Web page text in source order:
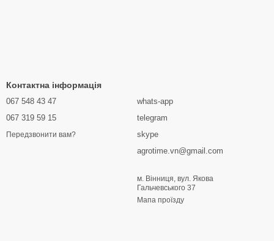
Контактна інформація
067 548 43 47
067 319 59 15
Передзвонити вам?
whats-app
telegram
skype
agrotime.vn@gmail.com
м. Вінниця, вул. Якова
Гальчевського 37
Мапа проїзду